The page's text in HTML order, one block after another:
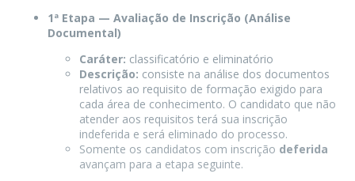
1ª Etapa — Avaliação de Inscrição (Análise
Documental)
Caráter: classificatório e eliminatório
Descrição: consiste na análise dos documentos
relativos ao requisito de formação exigido para
cada área de conhecimento. O candidato que não
atender aos requisitos terá sua inscrição
indeferida e será eliminado do processo.
Somente os candidatos com inscrição deferida
avançam para a etapa seguinte.